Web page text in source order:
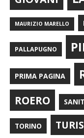
MAURIZIO MARELLO
PALLAPUGNO
PRIMA PAGINA
ROERO
TORINO